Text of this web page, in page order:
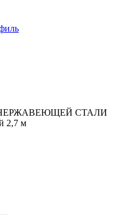
СТАЛИ
2,7 м